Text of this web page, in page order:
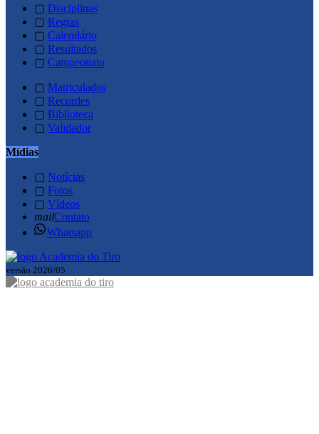
▢ Disciplinas
▢ Regras
▢ Calendário
▢ Resultados
▢ Campeonato
▢ Matriculados
▢ Recordes
▢ Biblioteca
▢ Validador
Mídias
▢ Notícias
▢ Fotos
▢ Vídeos
mailContato
Whatsapp
versão 2026/05